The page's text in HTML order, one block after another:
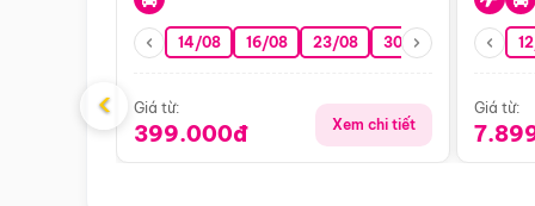
14/08 16/08 23/08 30/08 06/09
Giá từ:
399.000đ Xem chi tiết
Giá từ:
‹